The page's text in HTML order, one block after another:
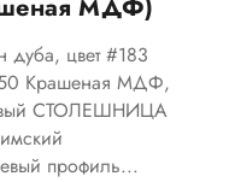
МДФ)
цвет #183
Крашеная МДФ,
СТОЛЕШНИЦА
профиль...